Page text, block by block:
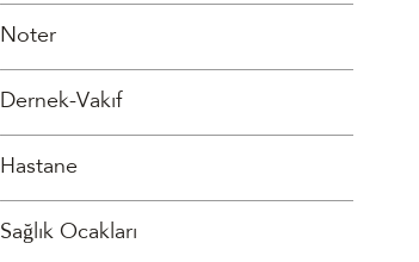
Noter
Dernek-Vakıf
Hastane
Sağlık Ocakları